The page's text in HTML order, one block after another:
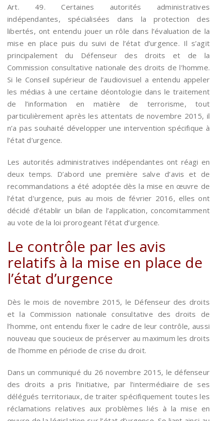
Art. 49. Certaines autorités administratives
indépendantes, spécialisées dans la protection des
libertés, ont entendu jouer un rôle dans l’évaluation de la
mise en place puis du suivi de l’état d’urgence. Il s’agit
principalement du Défenseur des droits et de la
Commission consultative nationale des droits de l’homme.
Si le Conseil supérieur de l’audiovisuel a entendu appeler
les médias à une certaine déontologie dans le traitement
de l’information en matière de terrorisme, tout
particulièrement après les attentats de novembre 2015, il
n’a pas souhaité développer une intervention spécifique à
l’état d’urgence.
Les autorités administratives indépendantes ont réagi en
deux temps. D’abord une première salve d’avis et de
recommandations a été adoptée dès la mise en œuvre de
l’état d’urgence, puis au mois de février 2016, elles ont
décidé d’établir un bilan de l’application, concomitamment
au vote de la loi prorogeant l’état d’urgence.
Le contrôle par les avis
relatifs à la mise en place de
l’état d’urgence
Dès le mois de novembre 2015, le Défenseur des droits
et la Commission nationale consultative des droits de
l’homme, ont entendu fixer le cadre de leur contrôle, aussi
nouveau que soucieux de préserver au maximum les droits
de l’homme en période de crise du droit.
Dans un communiqué du 26 novembre 2015, le défenseur
des droits a pris l’initiative, par l’intermédiaire de ses
délégués territoriaux, de traiter spécifiquement toutes les
réclamations relatives aux problèmes liés à la mise en